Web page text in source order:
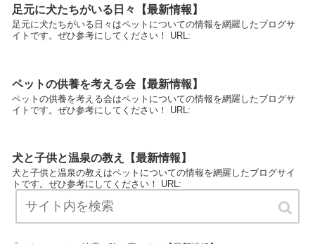
足元に犬たちがいる日々【最新情報】
足元に犬たちがいる日々はペットについての情報を網羅したブログサ
イトです。ぜひ参考にしてください！ URL:
ペットの供養を考える会【最新情報】
ペットの供養を考える会はペットについての情報を網羅したブログサ
イトです。ぜひ参考にしてください！ URL:
犬と子供と温泉の教え【最新情報】
犬と子供と温泉の教えはペットについての情報を網羅したブログサイ
トです。ぜひ参考にしてください！ URL: